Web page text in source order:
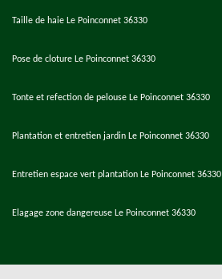
Taille de haie Le Poinconnet 36330
Pose de cloture Le Poinconnet 36330
Tonte et refection de pelouse Le Poinconnet 36330
Plantation et entretien jardin Le Poinconnet 36330
Entretien espace vert plantation Le Poinconnet 36330
Elagage zone dangereuse Le Poinconnet 36330